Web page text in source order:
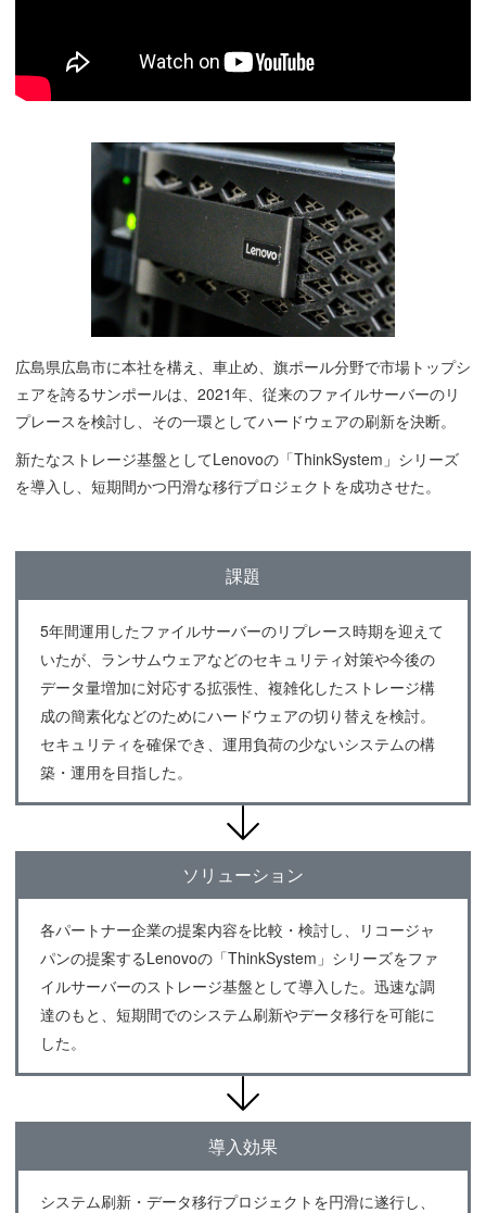
広島県広島市に本社を構え、車止め、旗ポール分野で市場トップシ
ェアを誇るサンポールは、2021年、従来のファイルサーバーのリ
プレースを検討し、その一環としてハードウェアの刷新を決断。
新たなストレージ基盤としてLenovoの「ThinkSystem」シリーズ
を導入し、短期間かつ円滑な移行プロジェクトを成功させた。
課題
5年間運用したファイルサーバーのリプレース時期を迎えて
いたが、ランサムウェアなどのセキュリティ対策や今後の
データ量増加に対応する拡張性、複雑化したストレージ構
成の簡素化などのためにハードウェアの切り替えを検討。
セキュリティを確保でき、運用負荷の少ないシステムの構
築・運用を目指した。
ソリューション
各パートナー企業の提案内容を比較・検討し、リコージャ
パンの提案するLenovoの「ThinkSystem」シリーズをファ
イルサーバーのストレージ基盤として導入した。迅速な調
達のもと、短期間でのシステム刷新やデータ移行を可能に
した。
導入効果
システム刷新・データ移行プロジェクトを円滑に遂行し、